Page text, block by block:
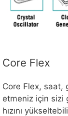
Core Flex
Core Flex, saat,
etmeniz için sizi
hızını